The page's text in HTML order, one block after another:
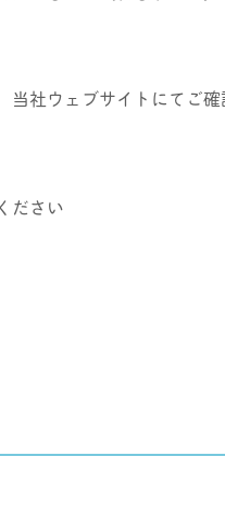
社ウェブサイトにてご確
ださい